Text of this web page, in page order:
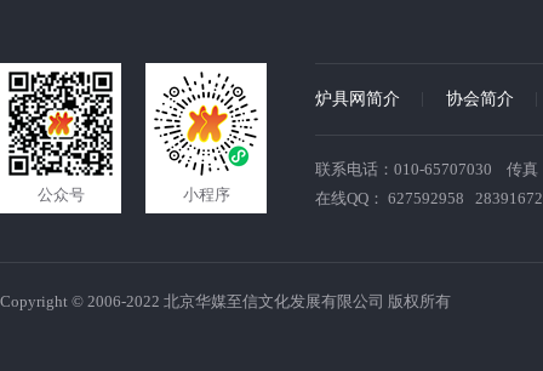
公众号 小程序
炉具网简介 协会简介
联系电话：010-65707030 传真
在线QQ： 627592958
Copyright © 2006-2022 北京华媒至信文化发展有限公司 版权所有